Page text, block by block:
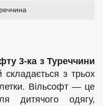
3-ка з Туреччини
з трьох
Вільсофт — це
дитячого одягу,